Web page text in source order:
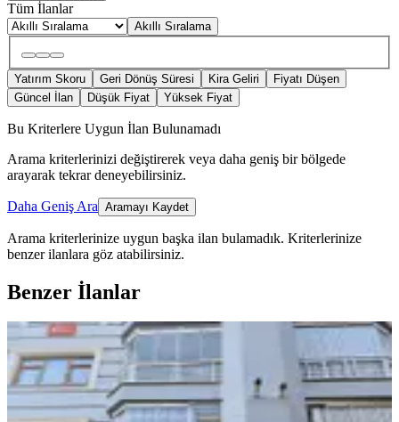
Tüm İlanlar
Akıllı Sıralama
Yatırım Skoru Geri Dönüş Süresi Kira Geliri
Fiyatı Düşen
Güncel İlan
Düşük Fiyat Yüksek Fiyat
Bu Kriterlere Uygun İlan Bulunamadı
Arama kriterlerinizi değiştirerek veya daha geniş bir bölgede
arayarak tekrar deneyebilirsiniz.
Daha Geniş Ara Aramayı Kaydet
Arama kriterlerinize uygun başka ilan bulamadık. Kriterlerinize
benzer ilanlara göz atabilirsiniz.
Benzer İlanlar
ÖNE ÇIKAN
Yazır Mh De Geniş 3+1 Hesaplı Lüks
Daire
Selçuklu, Yazır Mahallesi